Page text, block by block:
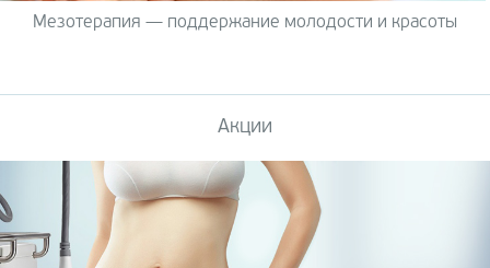
Мезотерапия — поддержание молодости и красоты
Акции